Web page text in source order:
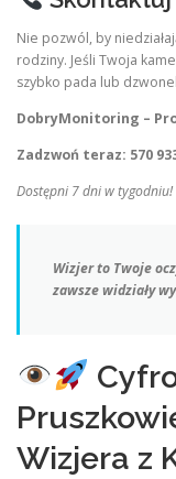
Nie pozwól, by
rodziny. Jeśli Twoja
szybko pada lub
DobryMonitoring –
Zadzwoń teraz: 570
Dostępni 7 dni w tygodniu!
Wizjer to Twoje
zawsze widziały
Wizjera z